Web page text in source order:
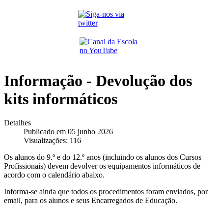
Informação - Devolução dos
kits informáticos
Detalhes
Publicado em 05 junho 2026
Visualizações: 116
Os alunos do 9.º e do 12.º anos (incluindo os alunos dos Cursos
Profissionais) devem devolver os equipamentos informáticos de
acordo com o calendário abaixo.
Informa-se ainda que todos os procedimentos foram enviados, por
email, para os alunos e seus Encarregados de Educação.